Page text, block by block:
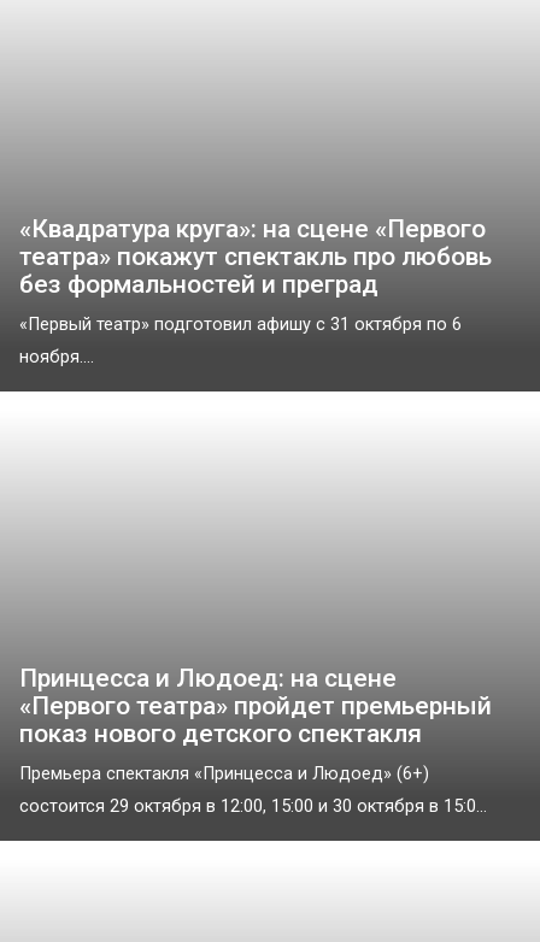
«Квадратура круга»: на сцене «Первого
театра» покажут спектакль про любовь
без формальностей и преград
«Первый театр» подготовил афишу с 31 октября по 6
ноября....
Принцесса и Людоед: на сцене
«Первого театра» пройдет премьерный
показ нового детского спектакля
Премьера спектакля «Принцесса и Людоед» (6+)
состоится 29 октября в 12:00, 15:00 и 30 октября в 15:0...